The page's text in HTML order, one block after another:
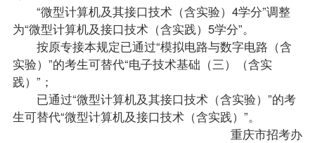
“微型计算机及其接口技术（含实验）4学分”调整
为“微型计算机及接口技术（含实践）5学分”。
按原专接本规定已通过“模拟电路与数字电路（含
实验）”的考生可替代“电子技术基础（三）（含实
践）”；
已通过“微型计算机及其接口技术（含实验）”的考
生可替代“微型计算机及接口技术（含实践）”。
重庆市招考办